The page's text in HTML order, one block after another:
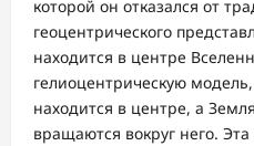
которой он отказался от
геоцентрического
находится в центре
гелиоцентрическую
находится в центре, а
вращаются вокруг него.